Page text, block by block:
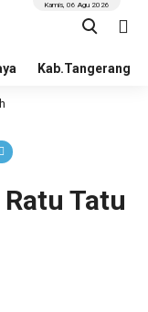
Kab.Tangerang
Kamis, 06 Agu 2026
Tatu